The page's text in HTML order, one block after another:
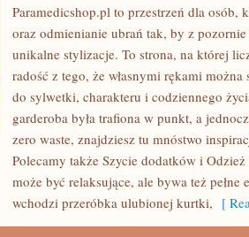
MASZYNY
SZYCIA
AKCESORIA
Paramedicshop.pl to przestrzeń dla osób,
oraz odmienianie ubrań tak, by z
unikalne stylizacje. To strona, na której
radość z tego, że własnymi rękami
do sylwetki, charakteru i codziennego
garderoba była trafiona w punkt, a
zero waste, znajdziesz tu mnóstwo
Polecamy także Szycie dodatków i
może być relaksujące, ale bywa też pełne
wchodzi przeróbka ulubionej kurtki, [